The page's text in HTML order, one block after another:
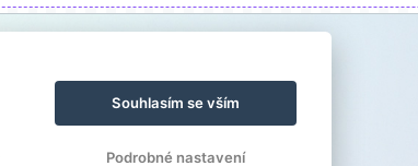
Souhlasím se vším
Podrobné nastavení